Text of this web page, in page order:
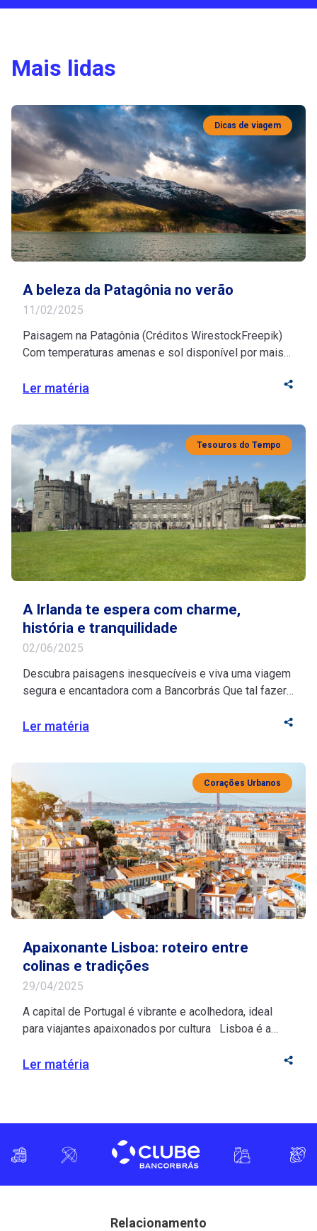
Mais lidas
Dicas de viagem
A beleza da Patagônia no verão
11/02/2025
Paisagem na Patagônia (Créditos WirestockFreepik)
Com temperaturas amenas e sol disponível por mais
lagoas cristalinas A Patagônia fica na região
umidade. Porém, muitas pessoas ainda não conhecem
[…]
Ler matéria
Tesouros do Tempo
A Irlanda te espera com charme,
história e tranquilidade
02/06/2025
Descubra paisagens inesquecíveis e viva uma viagem
segura e encantadora com a Bancorbrás Que tal fazer
Irlanda com tranquilidade e inspiração? Se você está
deslumbrantes. Fonte de inspiração para artistas, […]
Ler matéria
Corações Urbanos
Apaixonante Lisboa: roteiro entre
colinas e tradições
29/04/2025
A capital de Portugal é vibrante e acolhedora, ideal
para viajantes apaixonados por cultura Lisboa é a
extensas, repletas de prédios históricos, conectam
Ler matéria
Relacionamento